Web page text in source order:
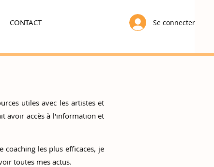
CONTACT Se connecter
utiles avec les artistes et
avoir accès à l'information et
coaching les plus efficaces, je
toutes mes actus.